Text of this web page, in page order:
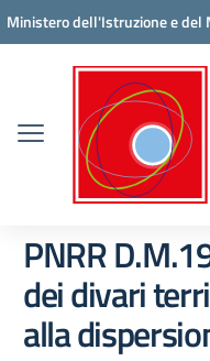
Vai ai contenuti
Vai al menu di navigazione
Vai al footer
Ministero dell'Istruzione e del
PNRR
dei divari
alla